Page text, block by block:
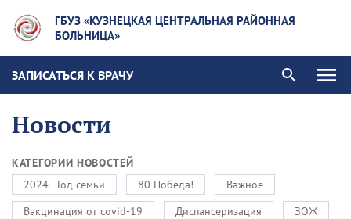
ГБУЗ «КУЗНЕЦКАЯ ЦЕНТРАЛЬНАЯ РАЙОННАЯ
БОЛЬНИЦА»
ЗАПИСАТЬСЯ К ВРАЧУ
Новости
КАТЕГОРИИ НОВОСТЕЙ
2024 - Год семьи
80 Победа!
Важное
Вакцинация от covid-19
Диспансеризация
ЗОЖ